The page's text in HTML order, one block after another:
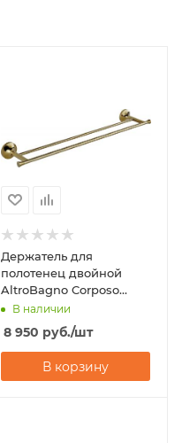
Держатель для
полотенец двойной
AltroBagno Corposo
081407 Or
В наличии
8 950 руб./шт
В корзину